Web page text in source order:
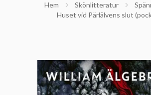
Hem Skönlitteratur
Huset vid Pärlälvens slut